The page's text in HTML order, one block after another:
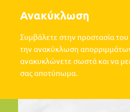
Ανακύκλωση
Συμβάλετε στην προστασία
την ανακύκλωση
ανακυκλώνετε σωστά και να
σας αποτύπωμα.